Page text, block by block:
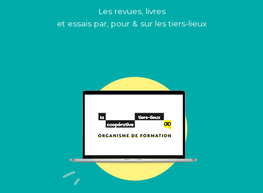
Les revues, livres
et essais par, pour & sur les tiers-lieux